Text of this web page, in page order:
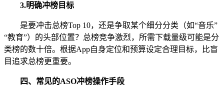
3.明确冲榜目标
是要冲击总榜Top 10，还是争取某个细分分类（如“音乐”
“教育”）的头部位置？总榜竞争激烈，所需下载量级可能是分
类榜的数十倍。根据App自身定位和预算设定合理目标，比盲
目追求总榜更重要。
四、 常见的ASO冲榜操作手段